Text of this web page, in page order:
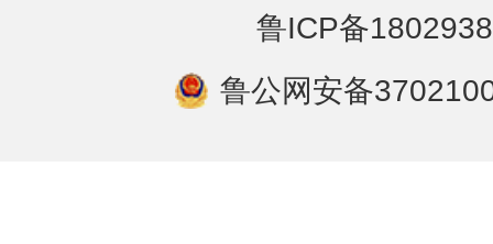
鲁ICP备
鲁公网安备